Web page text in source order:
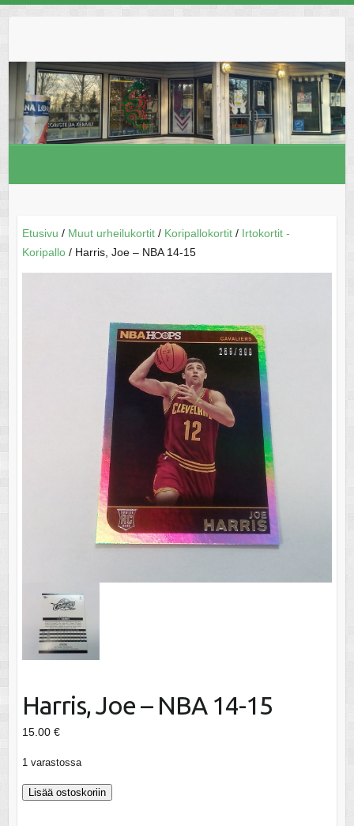
Etusivu / Muut urheilukortit/ Koripallokortit/ Irtokortit -
Koripallo/ Harris, Joe – NBA 14-15
Harris, Joe – NBA 14-15
15.00 €
1 varastossa
Harris,
Lisää ostoskoriin